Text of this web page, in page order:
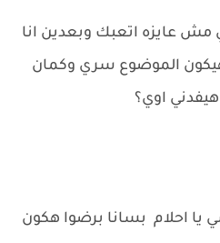
مش عايزه اتعبك وبعدين انا
الموضوع سري وكمان
اوي؟
احلام بسانا برضوا هكون